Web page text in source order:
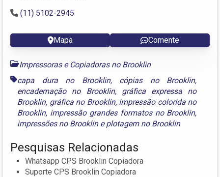
(11) 5102-2945
Mapa Comente
Impressoras e Copiadoras no Brooklin
capa dura no Brooklin, cópias no Brooklin,
encadernação no Brooklin, gráfica expressa no
Brooklin, gráfica no Brooklin, impressão colorida no
Brooklin, impressão grandes formatos no Brooklin,
impressões no Brooklineplotagem no Brooklin
Pesquisas Relacionadas
Whatsapp CPS Brooklin Copiadora
Suporte CPS Brooklin Copiadora